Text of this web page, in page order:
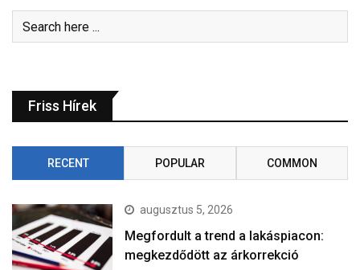
Friss Hírek
RECENT POPULAR COMMON
augusztus 5, 2026
Megfordult a trend a lakáspiacon:
megkezdődött az árkorrekció